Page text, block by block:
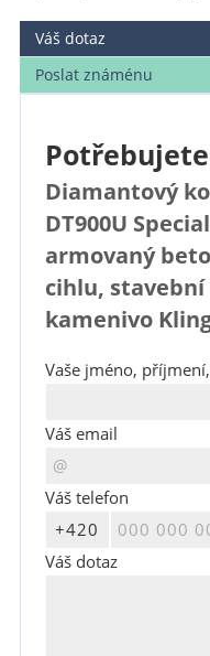
Váš dotaz
Poslat známénu
Diamantový
DT900U
armovaný
cihlu,
kamenivo
Vaše jméno,
Váš email
Váš telefon
Váš dotaz